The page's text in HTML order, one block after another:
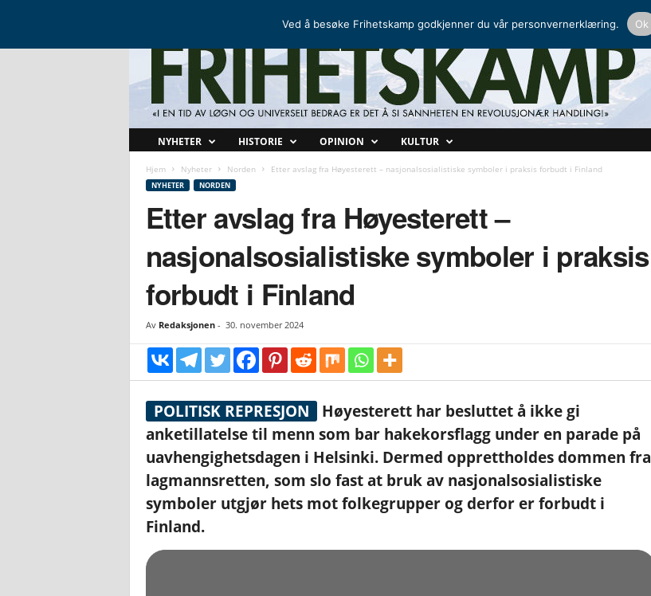
r
NYHETER HISTORIE OPINION KULTUR
Hjem Nyheter Norden Etter avslag fra Høyesterett – nasjonalsosialistiske symboler i praksis forbudt i Finland
NYHETER NORDEN
Etter avslag fra Høyesterett –
nasjonalsosialistiske symboler i praksis
forbudt i Finland
Av Redaksjonen- 30. november 2024
POLITISK REPRESJON
Høyesterett har besluttet å ikke gi
anketillatelse til menn som bar hakekorsflagg under en parade på
uavhengighetsdagen i Helsinki. Dermed opprettholdes dommen fra
lagmannsretten, som slo fast at bruk av nasjonalsosialistiske
symboler utgjør hets mot folkegrupper og derfor er forbudt i
Finland.
Ved å besøke Frihetskamp godkjenner du vår personvernerklæring. Ok